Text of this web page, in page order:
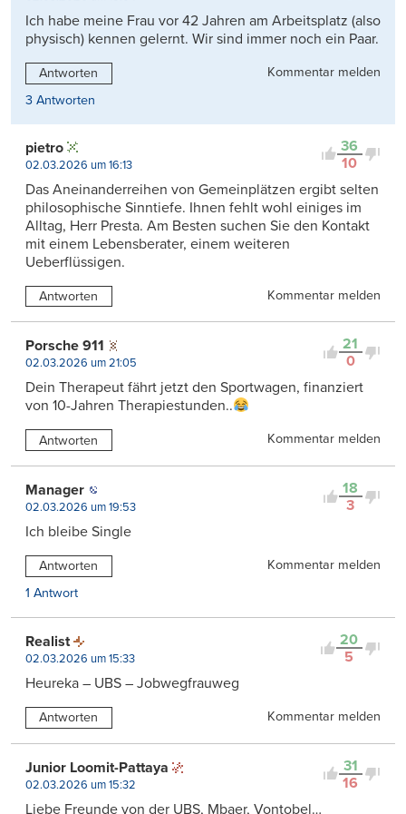
Ich habe meine Frau vor 42 Jahren am Arbeitsplatz (also
physisch) kennen gelernt. Wir sind immer noch ein Paar.
Antworten
Kommentar melden
3 Antworten
36
10
pietro
02.03.2026 um 16:13
Das Aneinanderreihen von Gemeinplätzen ergibt selten
philosophische Sinntiefe. Ihnen fehlt wohl einiges im
Alltag, Herr Presta. Am Besten suchen Sie den Kontakt
mit einem Lebensberater, einem weiteren
Ueberflüssigen.
Antworten Kommentar melden
21
0
Porsche 911
02.03.2026 um 21:05
Dein Therapeut fährt jetzt den Sportwagen, finanziert
von 10-Jahren Therapiestunden..
Antworten Kommentar melden
18
3
Manager
02.03.2026 um 19:53
Ich bleibe Single
Antworten
Kommentar melden
1 Antwort
20
5
Realist
02.03.2026 um 15:33
Heureka – UBS – Jobwegfrauweg
Antworten Kommentar melden
31
16
Junior Loomit-Pattaya
02.03.2026 um 15:32
Liebe Freunde von der UBS, Mbaer, Vontobel…